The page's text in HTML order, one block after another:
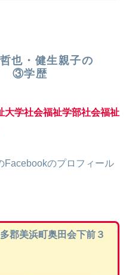
也・健生親子の
③学歴
大学社会福祉学部社会福祉
Facebookのプロフィール
郡美浜町奥田会下前３